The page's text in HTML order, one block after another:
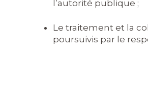
l’autorité publique ;
Le traitement et la
poursuivis par le